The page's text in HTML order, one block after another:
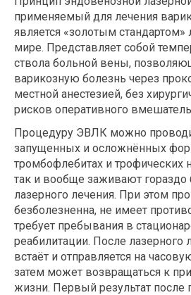
применяемый для лечения
является «золотым
мире. Представляет собой
ствола больной вены,
варикозную болезнь через
местной анестезией, без
рисков оперативного
Процедуру ЭВЛК можно
запущенных и осложнённых
тромбофлебитах и трофических
так и вообще заживают гораздо
лазерного лечения. При этом
безболезненна, не имеет
требует пребывания в
реабилитации. После лазерного
встаёт и отправляется на
затем может возвращаться к
жизни. Первый результат после